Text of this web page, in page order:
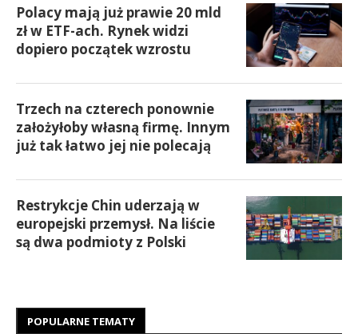
Polacy mają już prawie 20 mld
zł w ETF-ach. Rynek widzi
dopiero początek wzrostu
Trzech na czterech ponownie
założyłoby własną firmę. Innym
już tak łatwo jej nie polecają
Restrykcje Chin uderzają w
europejski przemysł. Na liście
są dwa podmioty z Polski
POPULARNE TEMATY